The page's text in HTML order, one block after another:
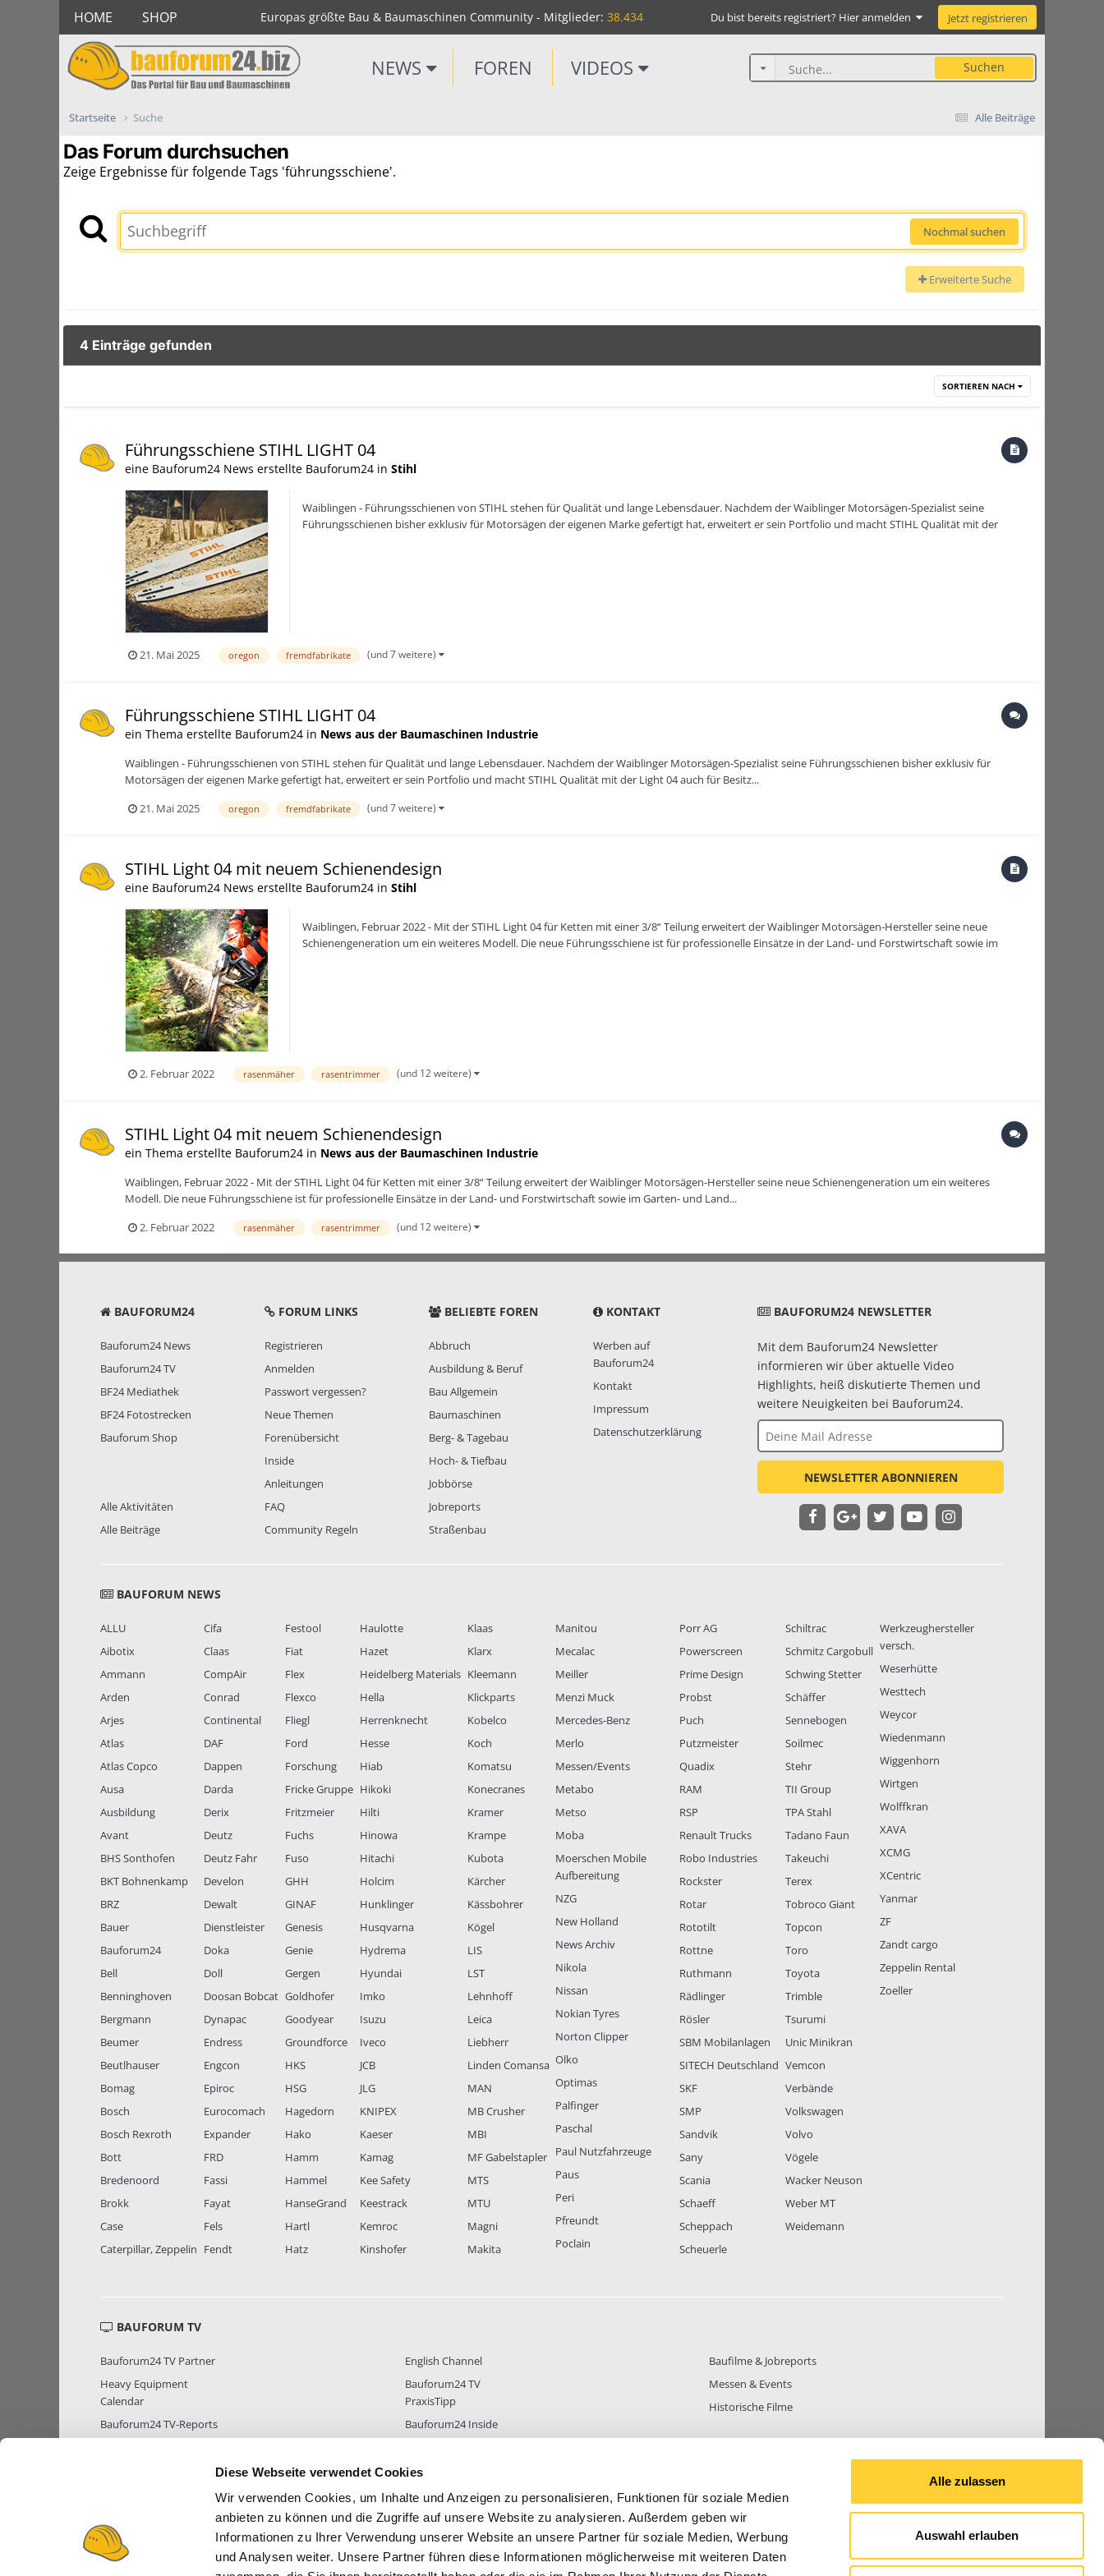
Diese Webseite verwendet Cookies
Wir verwenden Cookies, um Inhalte und Anzeigen zu personalisieren, Funktionen für soziale Medien
anbieten zu können und die Zugriffe auf unsere Website zu analysieren. Außerdem geben wir
Informationen zu Ihrer Verwendung unserer Website an unsere Partner für soziale Medien, Werbung
und Analysen weiter. Unsere Partner führen diese Informationen möglicherweise mit weiteren Daten
Alle zulassen
Auswahl erlauben
HOME SHOP Europas größte Bau & Baumaschinen Community - Mitglieder: 38.434 Du bist bereits registriert? Hier anmelden Jetzt registrieren
NEWS FOREN VIDEOS Suchen
Alle Beiträge
Startseite Suche
Das Forum durchsuchen
Zeige Ergebnisse für folgende Tags 'führungsschiene'.
Nochmal suchen
Erweiterte Suche
4 Einträge gefunden
SORTIEREN NACH
Führungsschiene STIHL LIGHT 04
eine Bauforum24 News erstellte Bauforum24 in Stihl
Waiblingen - Führungsschienen von STIHL stehen für Qualität und lange Lebensdauer. Nachdem der Waiblinger Motorsägen-Spezialist seine
Führungsschienen bisher exklusiv für Motorsägen der eigenen Marke gefertigt hat, erweitert er sein Portfolio und macht STIHL Qualität mit der
21. Mai 2025 oregon fremdfabrikate (und 7 weitere)
Führungsschiene STIHL LIGHT 04
ein Thema erstellte Bauforum24 in News aus der Baumaschinen Industrie
Waiblingen - Führungsschienen von STIHL stehen für Qualität und lange Lebensdauer. Nachdem der Waiblinger Motorsägen-Spezialist seine Führungsschienen bisher exklusiv für
Motorsägen der eigenen Marke gefertigt hat, erweitert er sein Portfolio und macht STIHL Qualität mit der Light 04 auch für Besitz...
21. Mai 2025
oregon fremdfabrikate (und 7 weitere)
STIHL Light 04 mit neuem Schienendesign
eine Bauforum24 News erstellte Bauforum24 in Stihl
Waiblingen, Februar 2022 - Mit der STIHL Light 04 für Ketten mit einer 3/8“ Teilung erweitert der Waiblinger Motorsägen-Hersteller seine neue
Schienengeneration um ein weiteres Modell. Die neue Führungsschiene ist für professionelle Einsätze in der Land- und Forstwirtschaft sowie im
2. Februar 2022 rasenmäher rasentrimmer (und 12 weitere)
STIHL Light 04 mit neuem Schienendesign
ein Thema erstellte Bauforum24 in News aus der Baumaschinen Industrie
Waiblingen, Februar 2022 - Mit der STIHL Light 04 für Ketten mit einer 3/8“ Teilung erweitert der Waiblinger Motorsägen-Hersteller seine neue Schienengeneration um ein weiteres
Modell. Die neue Führungsschiene ist für professionelle Einsätze in der Land- und Forstwirtschaft sowie im Garten- und Land...
2. Februar 2022
rasenmäher rasentrimmer (und 12 weitere)
BAUFORUM24
Bauforum24 News
Bauforum24 TV
BF24 Mediathek
BF24 Fotostrecken
Bauforum Shop
Alle Aktivitäten
Alle Beiträge
FORUM LINKS
Registrieren
Anmelden
Passwort vergessen?
Neue Themen
Forenübersicht
Inside
Anleitungen
FAQ
Community Regeln
BELIEBTE FOREN
Abbruch
Ausbildung & Beruf
Bau Allgemein
Baumaschinen
Berg- & Tagebau
Hoch- & Tiefbau
Jobbörse
Jobreports
Straßenbau
KONTAKT
Werben auf
Bauforum24
Kontakt
Impressum
Datenschutzerklärung
BAUFORUM24 NEWSLETTER
Mit dem Bauforum24 Newsletter
informieren wir über aktuelle Video
Highlights, heiß diskutierte Themen und
weitere Neuigkeiten bei Bauforum24.
NEWSLETTER ABONNIEREN
BAUFORUM NEWS
ALLU
Aibotix
Ammann
Arden
Arjes
Atlas
Atlas Copco
Ausa
Ausbildung
Avant
BHS Sonthofen
BKT Bohnenkamp
BRZ
Bauer
Bauforum24
Bell
Benninghoven
Bergmann
Beumer
Beutlhauser
Bomag
Bosch
Bosch Rexroth
Bott
Bredenoord
Brokk
Case
Caterpillar, Zeppelin
Cifa
Claas
CompAir
Conrad
Continental
DAF
Dappen
Darda
Derix
Deutz
Deutz Fahr
Develon
Dewalt
Dienstleister
Doka
Doll
Doosan Bobcat
Dynapac
Endress
Engcon
Epiroc
Eurocomach
Expander
FRD
Fassi
Fayat
Fels
Fendt
Festool
Fiat
Flex
Flexco
Fliegl
Ford
Forschung
Fricke Gruppe
Fritzmeier
Fuchs
Fuso
GHH
GINAF
Genesis
Genie
Gergen
Goldhofer
Goodyear
Groundforce
HKS
HSG
Hagedorn
Hako
Hamm
Hammel
HanseGrand
Hartl
Hatz
Haulotte
Hazet
Heidelberg Materials
Hella
Herrenknecht
Hesse
Hiab
Hikoki
Hilti
Hinowa
Hitachi
Holcim
Hunklinger
Husqvarna
Hydrema
Hyundai
Imko
Isuzu
Iveco
JCB
JLG
KNIPEX
Kaeser
Kamag
Kee Safety
Keestrack
Kemroc
Kinshofer
Klaas
Klarx
Kleemann
Klickparts
Kobelco
Koch
Komatsu
Konecranes
Kramer
Krampe
Kubota
Kärcher
Kässbohrer
Kögel
LIS
LST
Lehnhoff
Leica
Liebherr
Linden Comansa
MAN
MB Crusher
MBI
MF Gabelstapler
MTS
MTU
Magni
Makita
Manitou
Mecalac
Meiller
Menzi Muck
Mercedes-Benz
Merlo
Messen/Events
Metabo
Metso
Moba
Moerschen Mobile
Aufbereitung
NZG
New Holland
News Archiv
Nikola
Nissan
Nokian Tyres
Norton Clipper
Olko
Optimas
Palfinger
Paschal
Paul Nutzfahrzeuge
Paus
Peri
Pfreundt
Poclain
Porr AG
Powerscreen
Prime Design
Probst
Puch
Putzmeister
Quadix
RAM
RSP
Renault Trucks
Robo Industries
Rockster
Rotar
Rototilt
Rottne
Ruthmann
Rädlinger
Rösler
SBM Mobilanlagen
SITECH Deutschland
SKF
SMP
Sandvik
Sany
Scania
Schaeff
Scheppach
Scheuerle
Schiltrac
Schmitz Cargobull
Schwing Stetter
Schäffer
Sennebogen
Soilmec
Stehr
TII Group
TPA Stahl
Tadano Faun
Takeuchi
Terex
Tobroco Giant
Topcon
Toro
Toyota
Trimble
Tsurumi
Unic Minikran
Vemcon
Verbände
Volkswagen
Volvo
Vögele
Wacker Neuson
Weber MT
Weidemann
Werkzeughersteller
versch.
Weserhütte
Westtech
Weycor
Wiedenmann
Wiggenhorn
Wirtgen
Wolffkran
XAVA
XCMG
XCentric
Yanmar
ZF
Zandt cargo
Zeppelin Rental
Zoeller
BAUFORUM TV
Bauforum24 TV Partner
Heavy Equipment
Calendar
Bauforum24 TV-Reports
English Channel
Bauforum24 TV
PraxisTipp
Bauforum24 Inside
Baufilme & Jobreports
Messen & Events
Historische Filme
MITGLIEDER STATISTIK MITGLIEDER38.434 FOREN STATISTIK ALLE THEMEN BEITRÄGE GESAMT842.686